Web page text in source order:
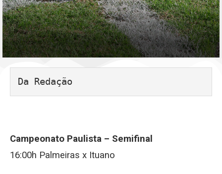
Da Redação
Campeonato Paulista – Semifinal
16:00h Palmeiras x Ituano